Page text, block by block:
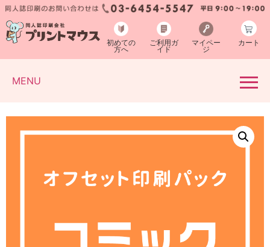
初めての
方へ
ご利用ガ
イド
マイペー
ジ
カート
MENU